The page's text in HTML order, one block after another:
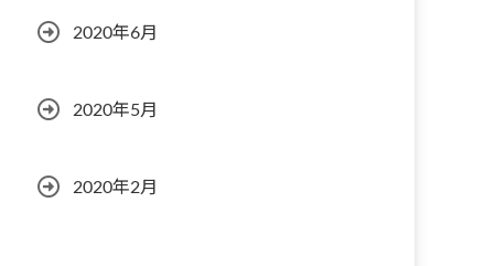
2020年6月
2020年5月
2020年2月